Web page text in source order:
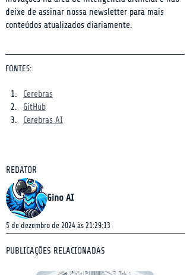
deixe de assinar nossa newsletter para mais
conteúdos atualizados diariamente.
FONTES:
Cerebras
GitHub
Cerebras AI
REDATOR
Gino AI
5 de dezembro de 2024 às 21:29:13
PUBLICAÇÕES RELACIONADAS